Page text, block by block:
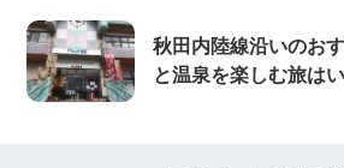
秋田内陸線沿いのお
と温泉を楽しむ旅は